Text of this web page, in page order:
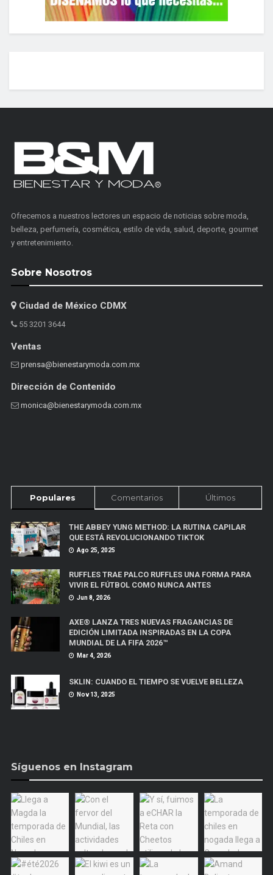
Ofrecemos a nuestros lectores un espacio de noticias sobre moda,
belleza, perfumería, cosmética, estilo de vida, salud, deporte, gourmet
y entretenimiento.
Sobre Nosotros
Ciudad de México CDMX
55 3201 3644
Ventas
prensa@bienestarymoda.com.mx
Dirección de Contenido
monica@bienestarymoda.com.mx
Populares Comentarios Últimos
THE ABBEY YUNG METHOD: LA RUTINA CAPILAR
QUE ESTÁ REVOLUCIONANDO TIKTOK
Ago 25, 2025
RUFFLES TRAE PALCO RUFFLES UNA FORMA PARA
VIVIR EL FÚTBOL COMO NUNCA ANTES
Jun 8, 2026
AXE® LANZA TRES NUEVAS FRAGANCIAS DE
EDICIÓN LIMITADA INSPIRADAS EN LA COPA
MUNDIAL DE LA FIFA 2026™
Mar 4, 2026
SKLIN: CUANDO EL TIEMPO SE VUELVE BELLEZA
Nov 13, 2025
Síguenos en Instagram